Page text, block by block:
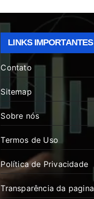
LINKS IMPORTANTES
Contato
Sitemap
Sobre nós
Termos de Uso
Política de Privacidade
Transparência da pagina